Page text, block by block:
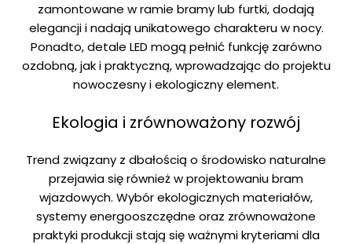
zamontowane w ramie bramy lub furtki, dodają
elegancji i nadają unikatowego charakteru w nocy.
Ponadto, detale LED mogą pełnić funkcję zarówno
ozdobną, jak i praktyczną, wprowadzając do projektu
nowoczesny i ekologiczny element.
Ekologia i zrównoważony rozwój
Trend związany z dbałością o środowisko naturalne
przejawia się również w projektowaniu bram
wjazdowych. Wybór ekologicznych materiałów,
systemy energooszczędne oraz zrównoważone
praktyki produkcji stają się ważnymi kryteriami dla